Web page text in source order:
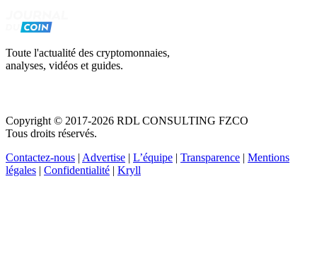
Toute l'actualité des cryptomonnaies,
analyses, vidéos et guides.
Copyright © 2017-2026 RDL CONSULTING FZCO
Tous droits réservés.
Contactez-nous | Advertise | L’équipe | Transparence | Mentions
légales | Confidentialité | Kryll